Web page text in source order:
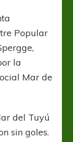
Popular
la
Mar de
del Tuyú
sin goles.